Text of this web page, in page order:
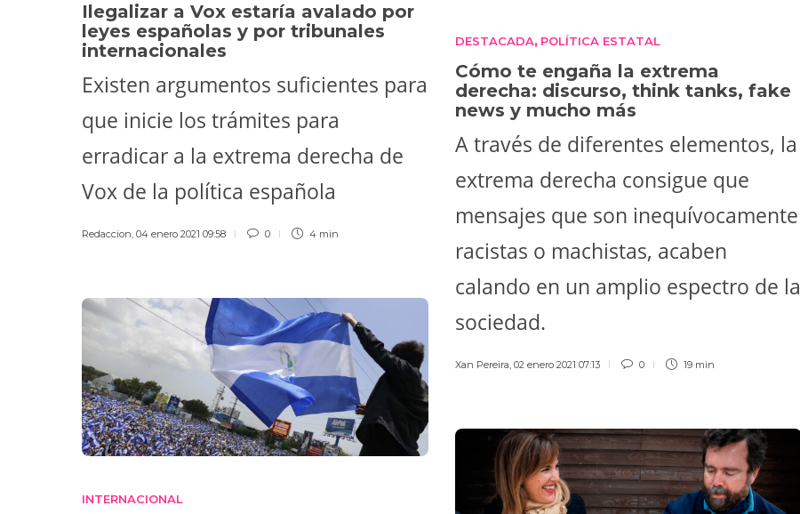
Ilegalizar a Vox estaría avalado por
leyes españolas y por tribunales
internacionales
Existen argumentos suficientes para
que inicie los trámites para
erradicar a la extrema derecha de
Vox de la política española
Redaccion, 04 enero 2021 09:58 0 4 min
DESTACADA, POLÍTICA ESTATAL
Cómo te engaña la extrema
derecha: discurso, think tanks, fake
news y mucho más
A través de diferentes elementos, la
extrema derecha consigue que
mensajes que son inequívocamente
racistas o machistas, acaben
calando en un amplio espectro de la
sociedad.
Xan Pereira, 02 enero 2021 07:13 0 19 min
INTERNACIONAL